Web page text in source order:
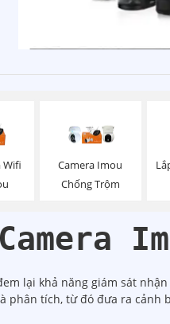
Wifi
Camera Imou
Chống Trộm
Camera
lại khả năng giám sát
phân tích, từ đó đưa ra